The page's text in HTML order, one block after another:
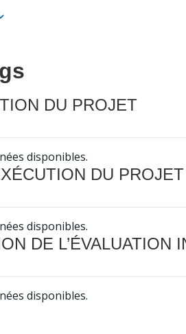
DU PROJET
disponibles.
DU PROJET
disponibles.
DE L’ÉVALUATION
disponibles.